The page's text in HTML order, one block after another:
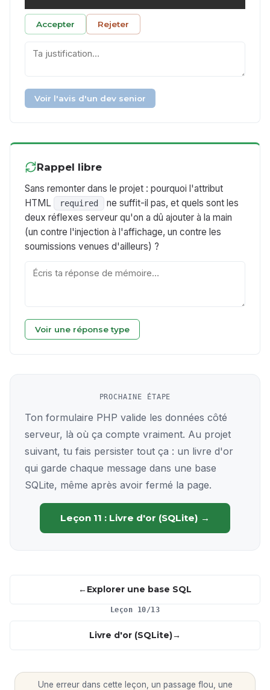
Accepter Rejeter
Voir l'avis d'un dev senior
Rappel libre
Sans remonter dans le projet : pourquoi l'attribut
HTML
required
ne suffit-il pas, et quels sont les
deux réflexes serveur qu'on a dû ajouter à la main
(un contre l'injection à l'affichage, un contre les
soumissions venues d'ailleurs) ?
Voir une réponse type
PROCHAINE ÉTAPE
Ton formulaire PHP valide les données côté
serveur, là où ça compte vraiment. Au projet
suivant, tu fais persister tout ça : un livre d'or
qui garde chaque message dans une base
SQLite, même après avoir fermé la page.
Leçon 11 : Livre d'or (SQLite) →
Explorer une base SQL
Leçon 10/13
Livre d'or (SQLite)
Une erreur dans cette leçon, un passage flou, une